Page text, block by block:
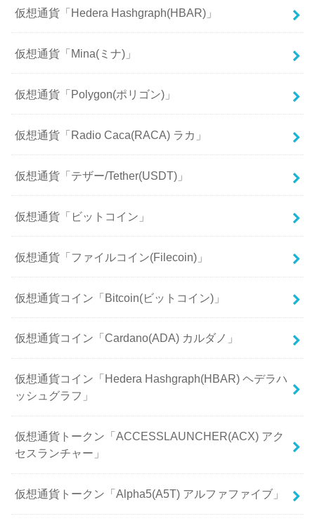
仮想通貨「Hedera Hashgraph(HBAR)」
仮想通貨「Mina(ミナ)」
仮想通貨「Polygon(ポリゴン)」
仮想通貨「Radio Caca(RACA) ラカ」
仮想通貨「テザー/Tether(USDT)」
仮想通貨「ビットコイン」
仮想通貨「ファイルコイン(Filecoin)」
仮想通貨コイン「Bitcoin(ビットコイン)」
仮想通貨コイン「Cardano(ADA) カルダノ」
仮想通貨コイン「Hedera Hashgraph(HBAR) ヘデラハ
ッシュグラフ」
仮想通貨トークン「ACCESSLAUNCHER(ACX) アク
セスランチャー」
仮想通貨トークン「Alpha5(A5T) アルファファイブ」